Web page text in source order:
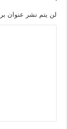
لن يتم نشر عنوان